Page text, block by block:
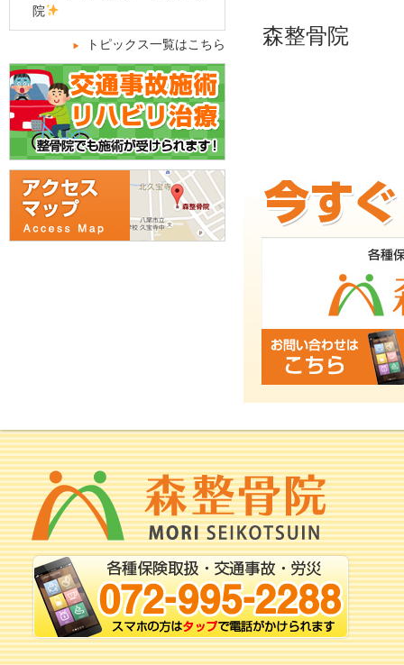
森整骨院
院
トピックス一覧はこちら